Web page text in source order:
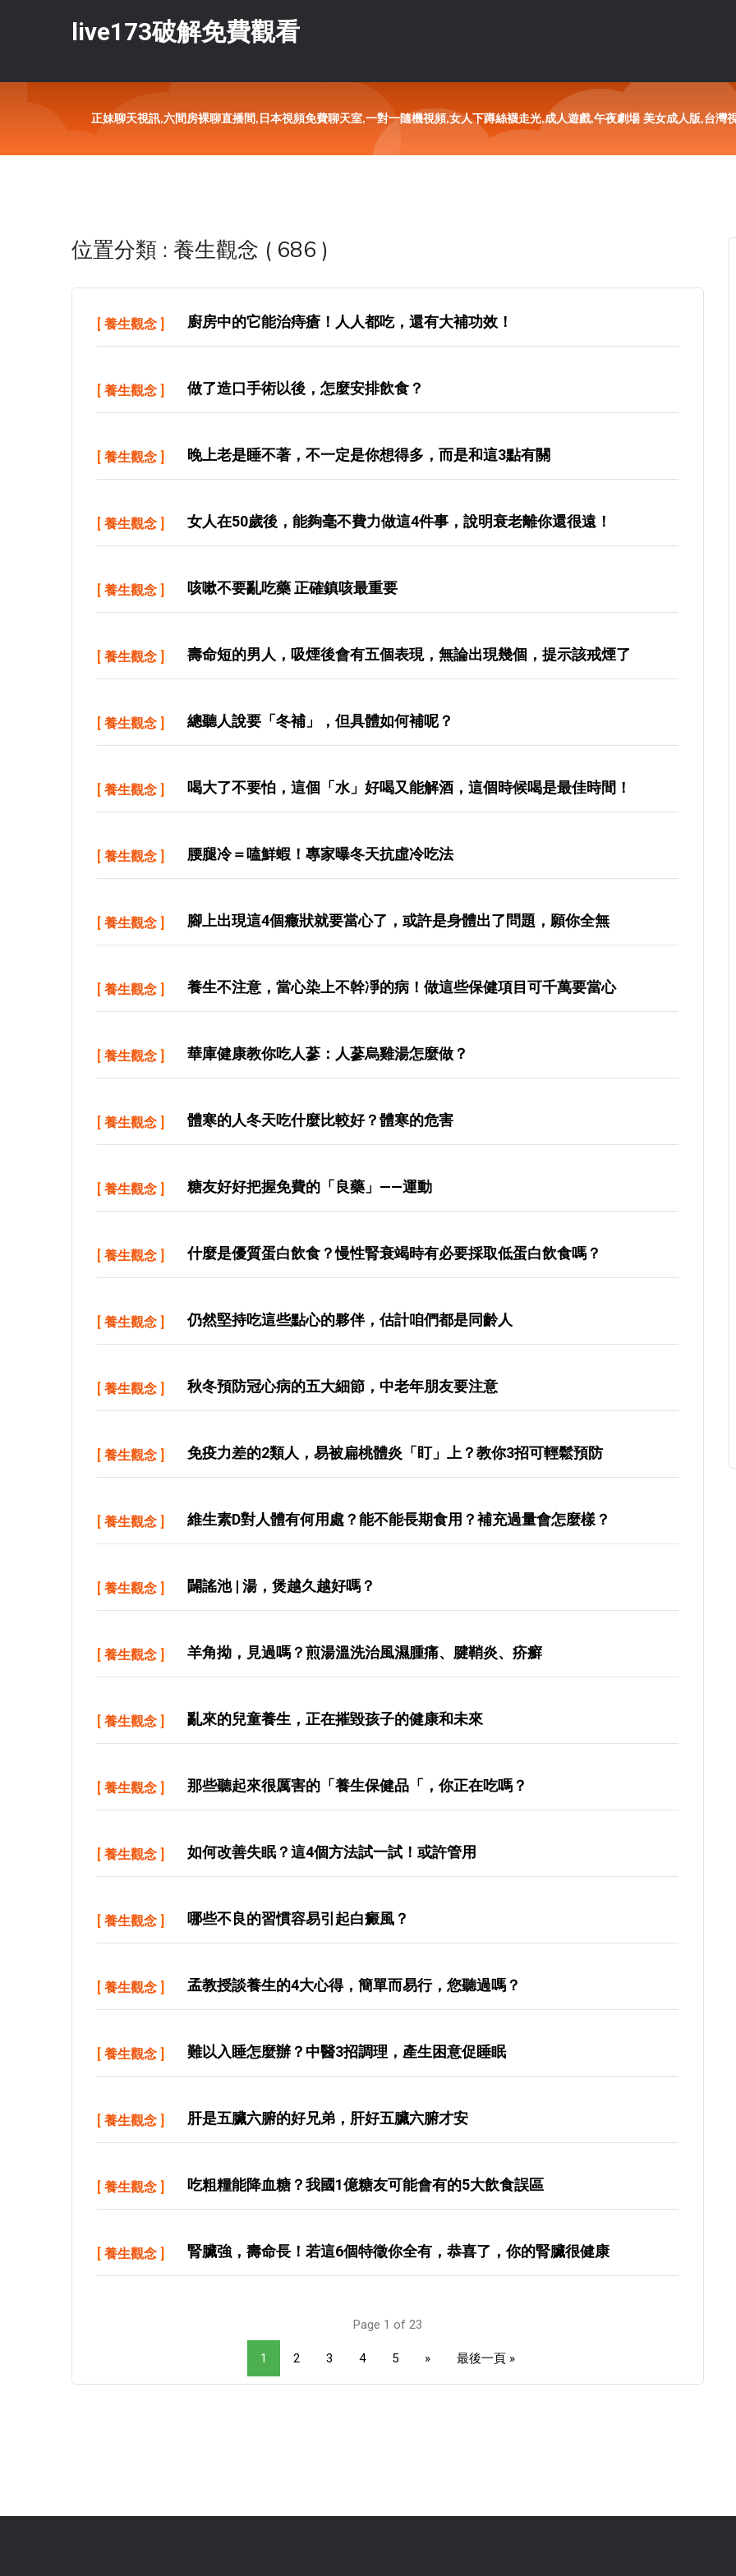
live173破解免費觀看
正妹聊天視訊,六間房裸聊直播間,日本視頻免費聊天室,一對一隨機視頻,女人下蹲絲襪走光,成人遊戲,午夜劇場 美女成人版,台
位置分類 : 養生觀念 ( 686 )
[ 養生觀念 ] 廚房中的它能治痔瘡！人人都吃，還有大補功效！
[ 養生觀念 ] 做了造口手術以後，怎麼安排飲食？
[ 養生觀念 ] 晚上老是睡不著，不一定是你想得多，而是和這3點有關
[ 養生觀念 ] 女人在50歲後，能夠毫不費力做這4件事，說明衰老離你還很遠！
[ 養生觀念 ] 咳嗽不要亂吃藥 正確鎮咳最重要
[ 養生觀念 ] 壽命短的男人，吸煙後會有五個表現，無論出現幾個，提示該戒煙了
[ 養生觀念 ] 總聽人說要「冬補」，但具體如何補呢？
[ 養生觀念 ] 喝大了不要怕，這個「水」好喝又能解酒，這個時候喝是最佳時間！
[ 養生觀念 ] 腰腿冷＝嗑鮮蝦！專家曝冬天抗虛冷吃法
[ 養生觀念 ] 腳上出現這4個癥狀就要當心了，或許是身體出了問題，願你全無
[ 養生觀念 ] 養生不注意，當心染上不幹凈的病！做這些保健項目可千萬要當心
[ 養生觀念 ] 華庫健康教你吃人蔘：人蔘烏雞湯怎麼做？
[ 養生觀念 ] 體寒的人冬天吃什麼比較好？體寒的危害
[ 養生觀念 ] 糖友好好把握免費的「良藥」——運動
[ 養生觀念 ] 什麼是優質蛋白飲食？慢性腎衰竭時有必要採取低蛋白飲食嗎？
[ 養生觀念 ] 仍然堅持吃這些點心的夥伴，估計咱們都是同齡人
[ 養生觀念 ] 秋冬預防冠心病的五大細節，中老年朋友要注意
[ 養生觀念 ] 免疫力差的2類人，易被扁桃體炎「盯」上？教你3招可輕鬆預防
[ 養生觀念 ] 維生素D對人體有何用處？能不能長期食用？補充過量會怎麼樣？
[ 養生觀念 ] 闢謠池 | 湯，煲越久越好嗎？
[ 養生觀念 ] 羊角拗，見過嗎？煎湯溫洗治風濕腫痛、腱鞘炎、疥癬
[ 養生觀念 ] 亂來的兒童養生，正在摧毀孩子的健康和未來
[ 養生觀念 ] 那些聽起來很厲害的「養生保健品「，你正在吃嗎？
[ 養生觀念 ] 如何改善失眠？這4個方法試一試！或許管用
[ 養生觀念 ] 哪些不良的習慣容易引起白癜風？
[ 養生觀念 ] 孟教授談養生的4大心得，簡單而易行，您聽過嗎？
[ 養生觀念 ] 難以入睡怎麼辦？中醫3招調理，產生困意促睡眠
[ 養生觀念 ] 肝是五臟六腑的好兄弟，肝好五臟六腑才安
[ 養生觀念 ] 吃粗糧能降血糖？我國1億糖友可能會有的5大飲食誤區
[ 養生觀念 ] 腎臟強，壽命長！若這6個特徵你全有，恭喜了，你的腎臟很健康
Page 1 of 23
1 2 3 4 5 » 最後一頁 »